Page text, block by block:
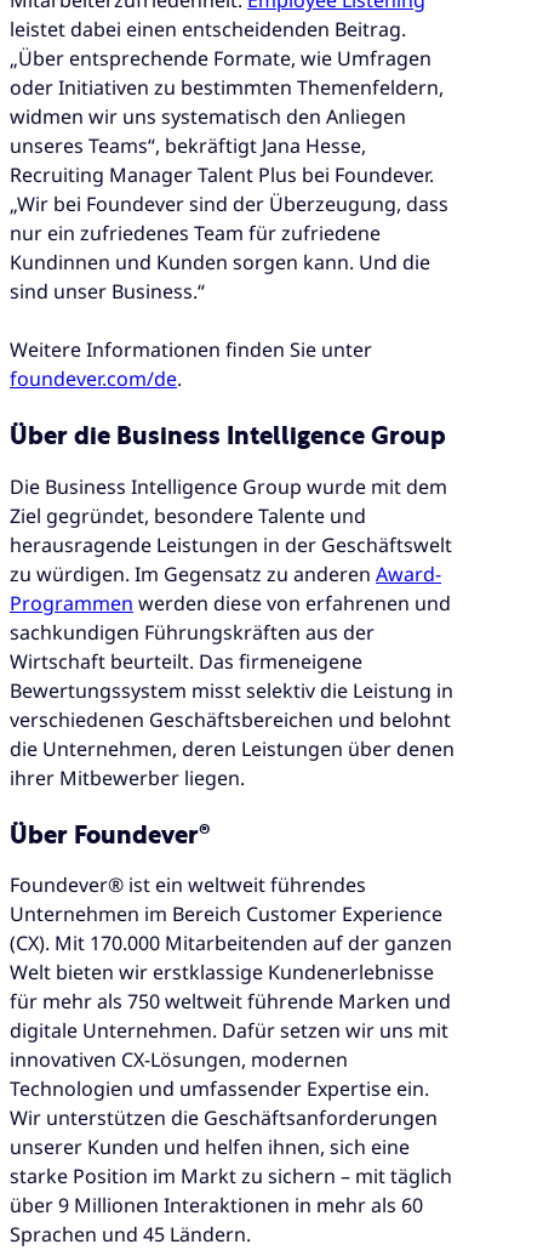
leistet dabei einen entscheidenden Beitrag.
„Über entsprechende Formate, wie Umfragen
oder Initiativen zu bestimmten Themenfeldern,
widmen wir uns systematisch den Anliegen
unseres Teams“, bekräftigt Jana Hesse,
Recruiting Manager Talent Plus bei Foundever.
„Wir bei Foundever sind der Überzeugung, dass
nur ein zufriedenes Team für zufriedene
Kundinnen und Kunden sorgen kann. Und die
sind unser Business.“
Weitere Informationen finden Sie unter
foundever.com/de.
Über die Business Intelligence Group
Die Business Intelligence Group wurde mit dem
Ziel gegründet, besondere Talente und
herausragende Leistungen in der Geschäftswelt
zu würdigen. Im Gegensatz zu anderen Award-
Programmen werden diese von erfahrenen und
sachkundigen Führungskräften aus der
Wirtschaft beurteilt. Das firmeneigene
Bewertungssystem misst selektiv die Leistung in
verschiedenen Geschäftsbereichen und belohnt
die Unternehmen, deren Leistungen über denen
ihrer Mitbewerber liegen.
Über Foundever®
Foundever® ist ein weltweit führendes
Unternehmen im Bereich Customer Experience
(CX). Mit 170.000 Mitarbeitenden auf der ganzen
Welt bieten wir erstklassige Kundenerlebnisse
für mehr als 750 weltweit führende Marken und
digitale Unternehmen. Dafür setzen wir uns mit
innovativen CX-Lösungen, modernen
Technologien und umfassender Expertise ein.
Wir unterstützen die Geschäftsanforderungen
unserer Kunden und helfen ihnen, sich eine
starke Position im Markt zu sichern – mit täglich
über 9 Millionen Interaktionen in mehr als 60
Sprachen und 45 Ländern.